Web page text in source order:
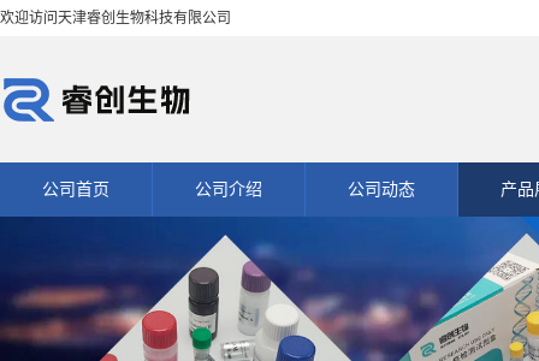
欢迎访问天津睿创生物科技有限公司
公司首页 公司介绍 公司动态 产品